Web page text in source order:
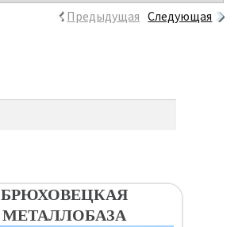
Предыдущая Следующая
БРЮХОВЕЦКАЯ
МЕТАЛЛОБАЗА